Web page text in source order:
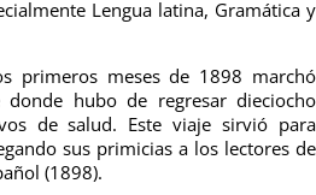
Lengua latina, Gramática y
primeros meses de 1898 marchó
hubo de regresar dieciocho
de salud. Este viaje sirvió para
sus primicias a los lectores de
(1898).